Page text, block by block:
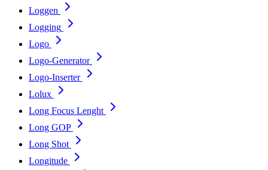
Loggen
Logging
Logo
Logo-Generator
Logo-Inserter
Lolux
Long Focus Lenght
Long GOP
Long Shot
Longitude